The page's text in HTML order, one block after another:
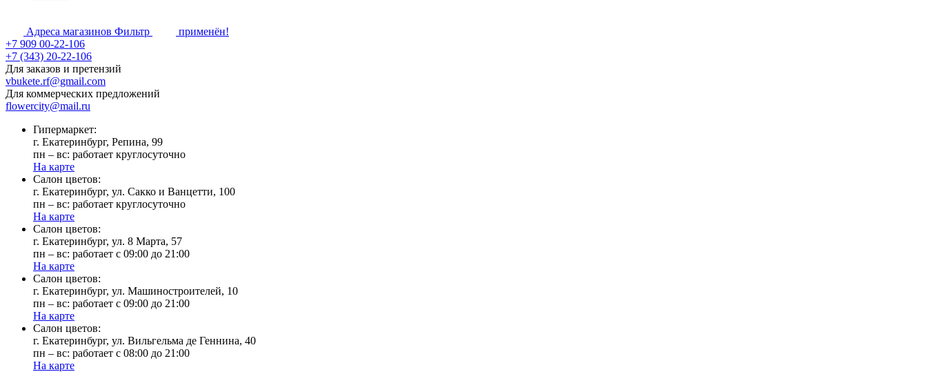
Адреса магазинов Фильтр
применён!
+7 909 00-22-106
+7 (343) 20-22-106
Для заказов и претензий
vbukete.rf@gmail.com
Для коммерческих предложений
flowercity@mail.ru
Гипермаркет:
г. Екатеринбург, Репина, 99
пн – вс: работает круглосуточно
На карте
Cалон цветов:
г. Екатеринбург, ул. Сакко и Ванцетти, 100
пн – вс: работает круглосуточно
На карте
Cалон цветов:
г. Екатеринбург, ул. 8 Марта, 57
пн – вс: работает с 09:00 до 21:00
На карте
Cалон цветов:
г. Екатеринбург, ул. Машиностроителей, 10
пн – вс: работает с 09:00 до 21:00
На карте
Cалон цветов:
г. Екатеринбург, ул. Вильгельма де Геннина, 40
пн – вс: работает с 08:00 до 21:00
На карте